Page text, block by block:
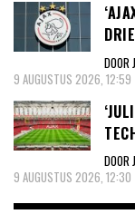
DOOR
9 AUGUSTUS 2026, 12:59
DOOR
9 AUGUSTUS 2026, 12:30